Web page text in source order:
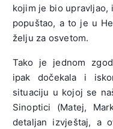
kojim je bio upravljao,
popuštao, a to je u
želju za osvetom.
Tako je jednom
ipak dočekala i
situaciju u kojoj se
Sinoptici (Matej,
detaljan izvještaj, a